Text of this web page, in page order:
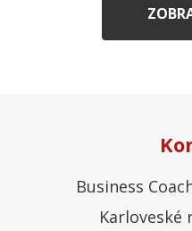
Business
Karloveské